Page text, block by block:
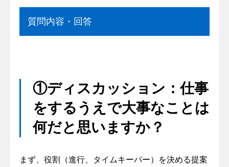
質問内容・回答
①ディスカッション：仕事
をするうえで大事なことは
何だと思いますか？
まず、役割（進行、タイムキーパー）を決める提案